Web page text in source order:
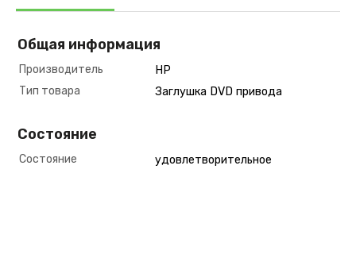
Общая информация
Производитель
HP
Тип товара
Заглушка DVD привода
Состояние
Состояние удовлетворительное